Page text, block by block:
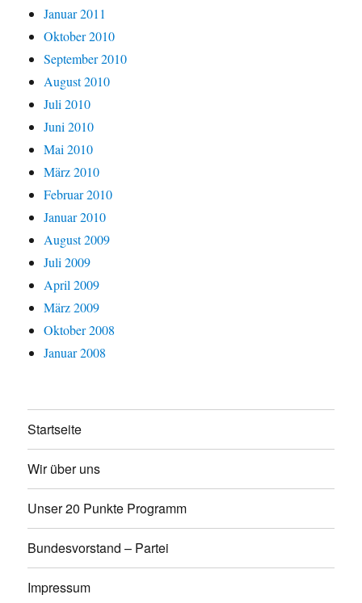
Januar 2011
Oktober 2010
September 2010
August 2010
Juli 2010
Juni 2010
Mai 2010
März 2010
Februar 2010
Januar 2010
August 2009
Juli 2009
April 2009
März 2009
Oktober 2008
Januar 2008
Startseite
Wir über uns
Unser 20 Punkte Programm
Bundesvorstand – Partei
Impressum